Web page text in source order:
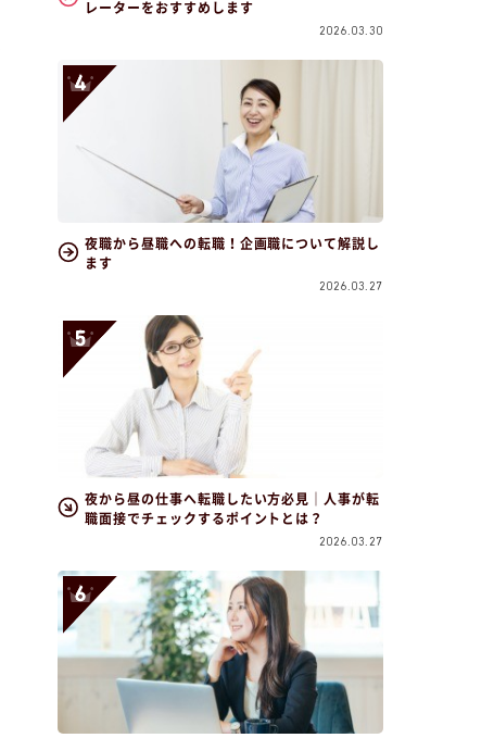
レーターをおすすめします
2026.03.30
夜職から昼職への転職！企画職について解説し
ます
2026.03.27
夜から昼の仕事へ転職したい方必見｜人事が転
職面接でチェックするポイントとは？
2026.03.27